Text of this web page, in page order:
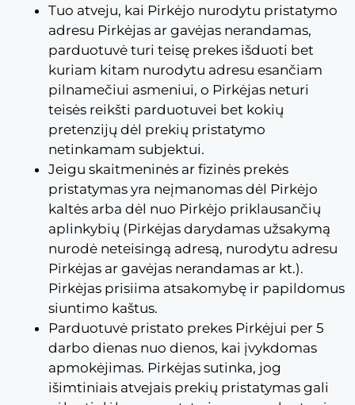
Tuo atveju, kai Pirkėjo nurodytu pristatymo
adresu Pirkėjas ar gavėjas nerandamas,
parduotuvė turi teisę prekes išduoti bet
kuriam kitam nurodytu adresu esančiam
pilnamečiui asmeniui, o Pirkėjas neturi
teisės reikšti parduotuvei bet kokių
pretenzijų dėl prekių pristatymo
netinkamam subjektui.
Jeigu skaitmeninės ar fizinės prekės
pristatymas yra neįmanomas dėl Pirkėjo
kaltės arba dėl nuo Pirkėjo priklausančių
aplinkybių (Pirkėjas darydamas užsakymą
nurodė neteisingą adresą, nurodytu adresu
Pirkėjas ar gavėjas nerandamas ar kt.).
Pirkėjas prisiima atsakomybę ir papildomus
siuntimo kaštus.
Parduotuvė pristato prekes Pirkėjui per 5
darbo dienas nuo dienos, kai įvykdomas
apmokėjimas. Pirkėjas sutinka, jog
išimtiniais atvejais prekių pristatymas gali